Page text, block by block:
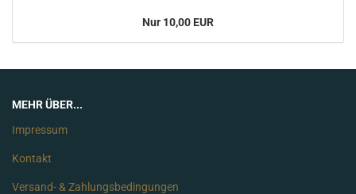
Nur 10,00 EUR
MEHR ÜBER...
Impressum
Kontakt
Versand- & Zahlungsbedingungen